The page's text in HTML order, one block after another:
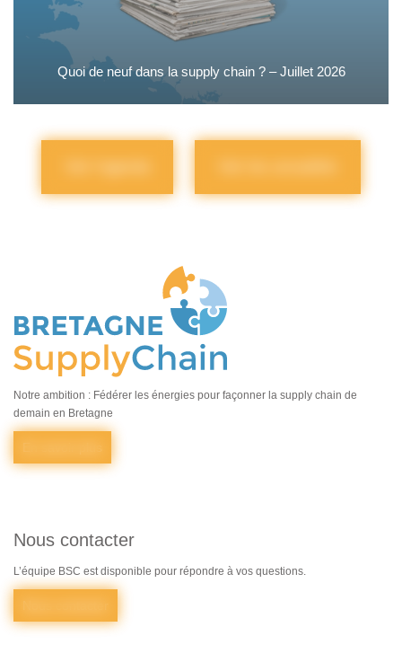
Quoi de neuf dans la supply chain ? – Juillet 2026
Notre ambition : Fédérer les énergies pour façonner la supply chain de
demain en Bretagne
Nous contacter
L’équipe BSC est disponible pour répondre à vos questions.